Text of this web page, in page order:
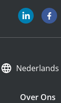
Nederlands
Over Ons